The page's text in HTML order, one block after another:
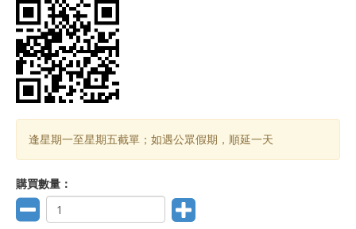
逢星期一至星期五截單；如遇公眾假期，順延一天
購買數量：